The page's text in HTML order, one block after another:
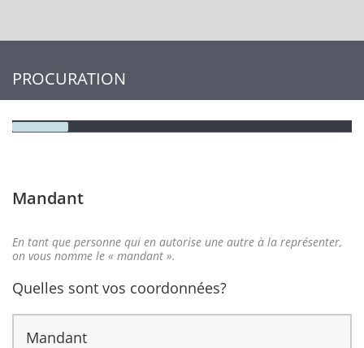
PROCURATION
Mandant
En tant que personne qui en autorise une autre à la représenter,
on vous nomme le « mandant ».
Quelles sont vos coordonnées?
Mandant